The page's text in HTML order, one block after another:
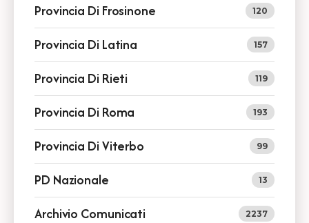
Provincia Di Frosinone 120
Provincia Di Latina 157
Provincia Di Rieti 119
Provincia Di Roma 193
Provincia Di Viterbo 99
PD Nazionale 13
Archivio Comunicati 2237